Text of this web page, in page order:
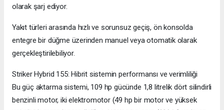
olarak şarj ediyor.
Yakıt türleri arasında hızlı ve sorunsuz geçiş, ön konsolda
entegre bir düğme üzerinden manuel veya otomatik olarak
gerçekleştirilebiliyor.
Striker Hybrid 155: Hibrit sistemin performansı ve verimliliği
Bu güç aktarma sistemi, 109 hp gücünde 1,8 litrelik dört silindirli
benzinli motor, iki elektromotor (49 hp bir motor ve yüksek